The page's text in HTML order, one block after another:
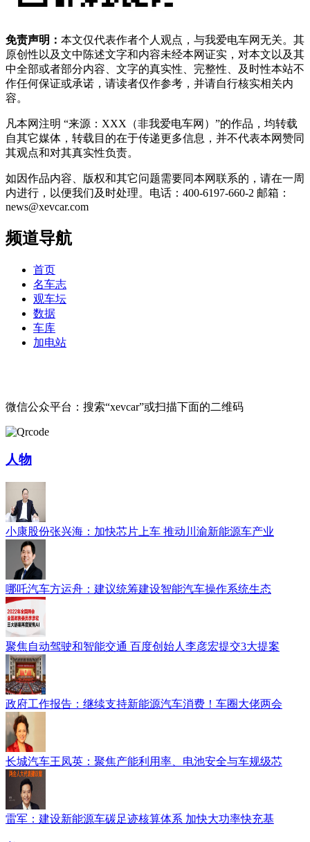
免责声明： 本文仅代表作者个人观点，与我爱电车网无关。其
原创性以及文中陈述文字和内容未经本网证实，对本文以及其
中全部或者部分内容、文字的真实性、完整性、及时性本站不
作任何保证或承诺，请读者仅作参考，并请自行核实相关内
容。
凡本网注明 “来源：XXX（非我爱电车网）”的作品，均转载
自其它媒体，转载目的在于传递更多信息，并不代表本网赞同
其观点和对其真实性负责。
如因作品内容、版权和其它问题需要同本网联系的，请在一周
内进行，以便我们及时处理。电话：400-6197-660-2 邮箱：
news@xevcar.com
频道导航
首页
名车志
观车坛
数据
车库
加电站
微信公众平台：搜索“xevcar”或扫描下面的二维码
人物
小康股份张兴海：加快芯片上车 推动川渝新能源车产业
哪吒汽车方运舟：建议统筹建设智能汽车操作系统生态
聚焦自动驾驶和智能交通 百度创始人李彦宏提交3大提案
政府工作报告：继续支持新能源汽车消费！车圈大佬两会
长城汽车王凤英：聚焦产能利用率、电池安全与车规级芯
雷军：建设新能源车碳足迹核算体系 加快大功率快充基